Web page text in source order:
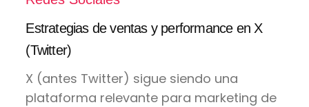
Estrategias de ventas y performance en X
(Twitter)
X (antes Twitter) sigue siendo una
plataforma relevante para marketing de